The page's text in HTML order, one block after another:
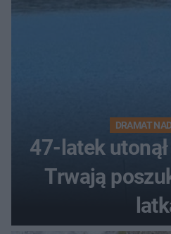
DRAMAT
47-latek
Trwają